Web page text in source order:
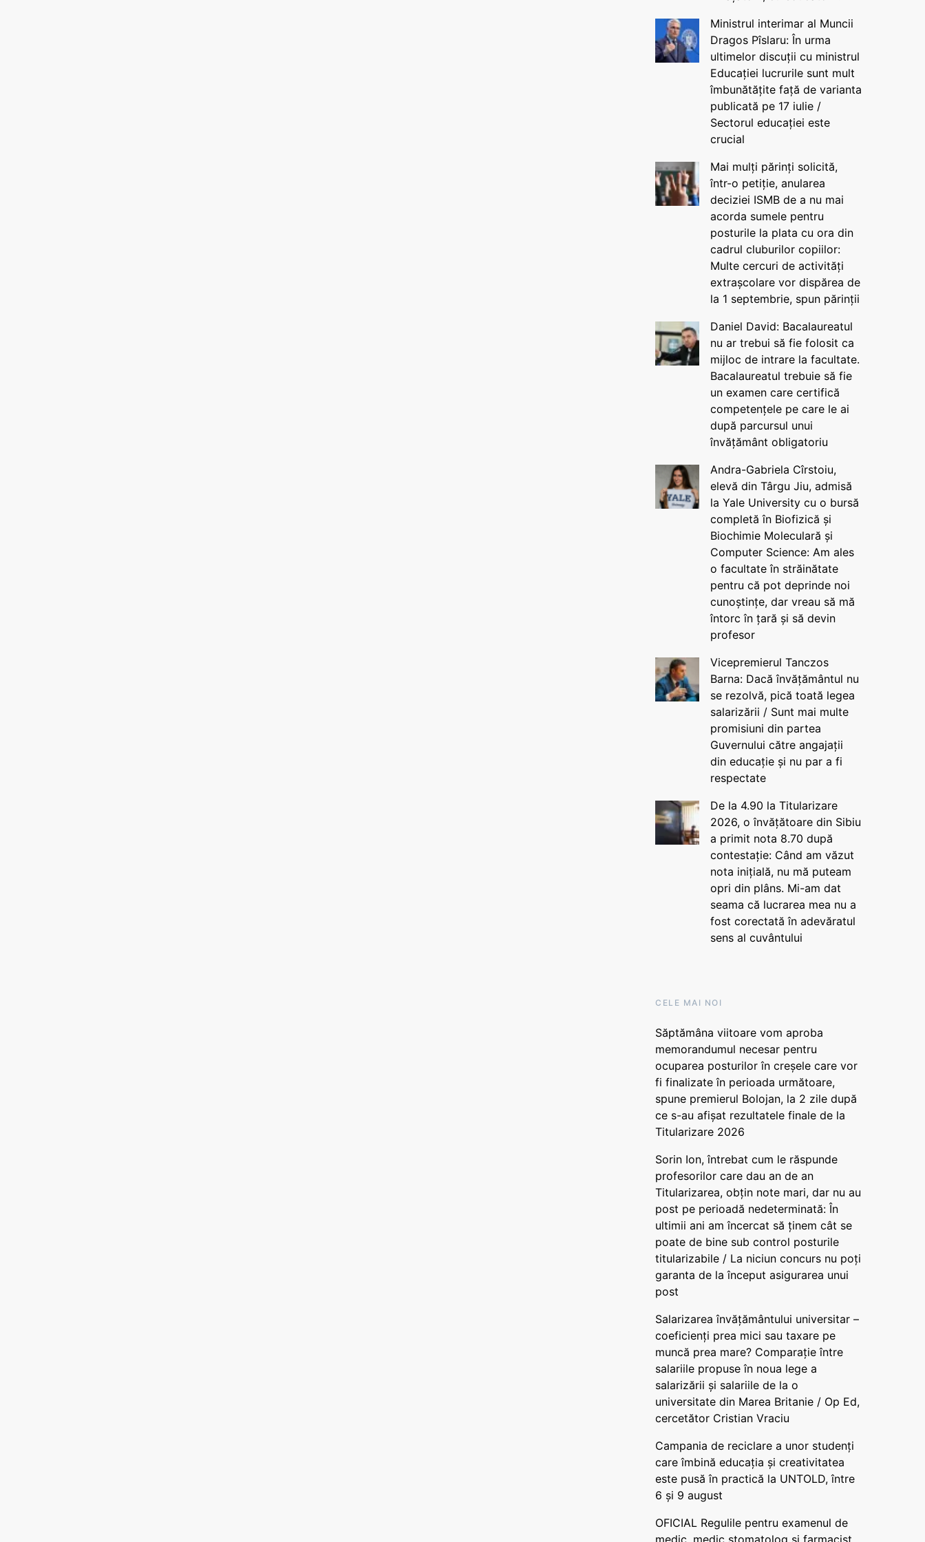
Ministrul interimar al Muncii
Dragos Pîslaru: În urma
ultimelor discuții cu ministrul
Educației lucrurile sunt mult
îmbunătățite față de varianta
publicată pe 17 iulie /
Sectorul educației este
crucial
Mai mulți părinți solicită,
într-o petiție, anularea
deciziei ISMB de a nu mai
acorda sumele pentru
posturile la plata cu ora din
cadrul cluburilor copiilor:
Multe cercuri de activități
extrașcolare vor dispărea de
la 1 septembrie, spun părinții
Daniel David: Bacalaureatul
nu ar trebui să fie folosit ca
mijloc de intrare la facultate.
Bacalaureatul trebuie să fie
un examen care certifică
competențele pe care le ai
după parcursul unui
învățământ obligatoriu
Andra-Gabriela Cîrstoiu,
elevă din Târgu Jiu, admisă
la Yale University cu o bursă
completă în Biofizică și
Biochimie Moleculară și
Computer Science: Am ales
o facultate în străinătate
pentru că pot deprinde noi
cunoștințe, dar vreau să mă
întorc în țară și să devin
profesor
Vicepremierul Tanczos
Barna: Dacă învățământul nu
se rezolvă, pică toată legea
salarizării / Sunt mai multe
promisiuni din partea
Guvernului către angajații
din educație și nu par a fi
respectate
De la 4.90 la Titularizare
2026, o învățătoare din Sibiu
a primit nota 8.70 după
contestație: Când am văzut
nota inițială, nu mă puteam
opri din plâns. Mi-am dat
seama că lucrarea mea nu a
fost corectată în adevăratul
sens al cuvântului
CELE MAI NOI
Săptămâna viitoare vom aproba
memorandumul necesar pentru
ocuparea posturilor în creșele care vor
fi finalizate în perioada următoare,
spune premierul Bolojan, la 2 zile după
ce s-au afișat rezultatele finale de la
Titularizare 2026
Sorin Ion, întrebat cum le răspunde
profesorilor care dau an de an
Titularizarea, obțin note mari, dar nu au
post pe perioadă nedeterminată: În
ultimii ani am încercat să ținem cât se
poate de bine sub control posturile
titularizabile / La niciun concurs nu poți
garanta de la început asigurarea unui
post
Salarizarea învățământului universitar –
coeficienți prea mici sau taxare pe
muncă prea mare? Comparație între
salariile propuse în noua lege a
salarizării și salariile de la o
universitate din Marea Britanie / Op Ed,
cercetător Cristian Vraciu
Campania de reciclare a unor studenți
care îmbină educația și creativitatea
este pusă în practică la UNTOLD, între
6 și 9 august
OFICIAL Regulile pentru examenul de
medic, medic stomatolog și farmacist